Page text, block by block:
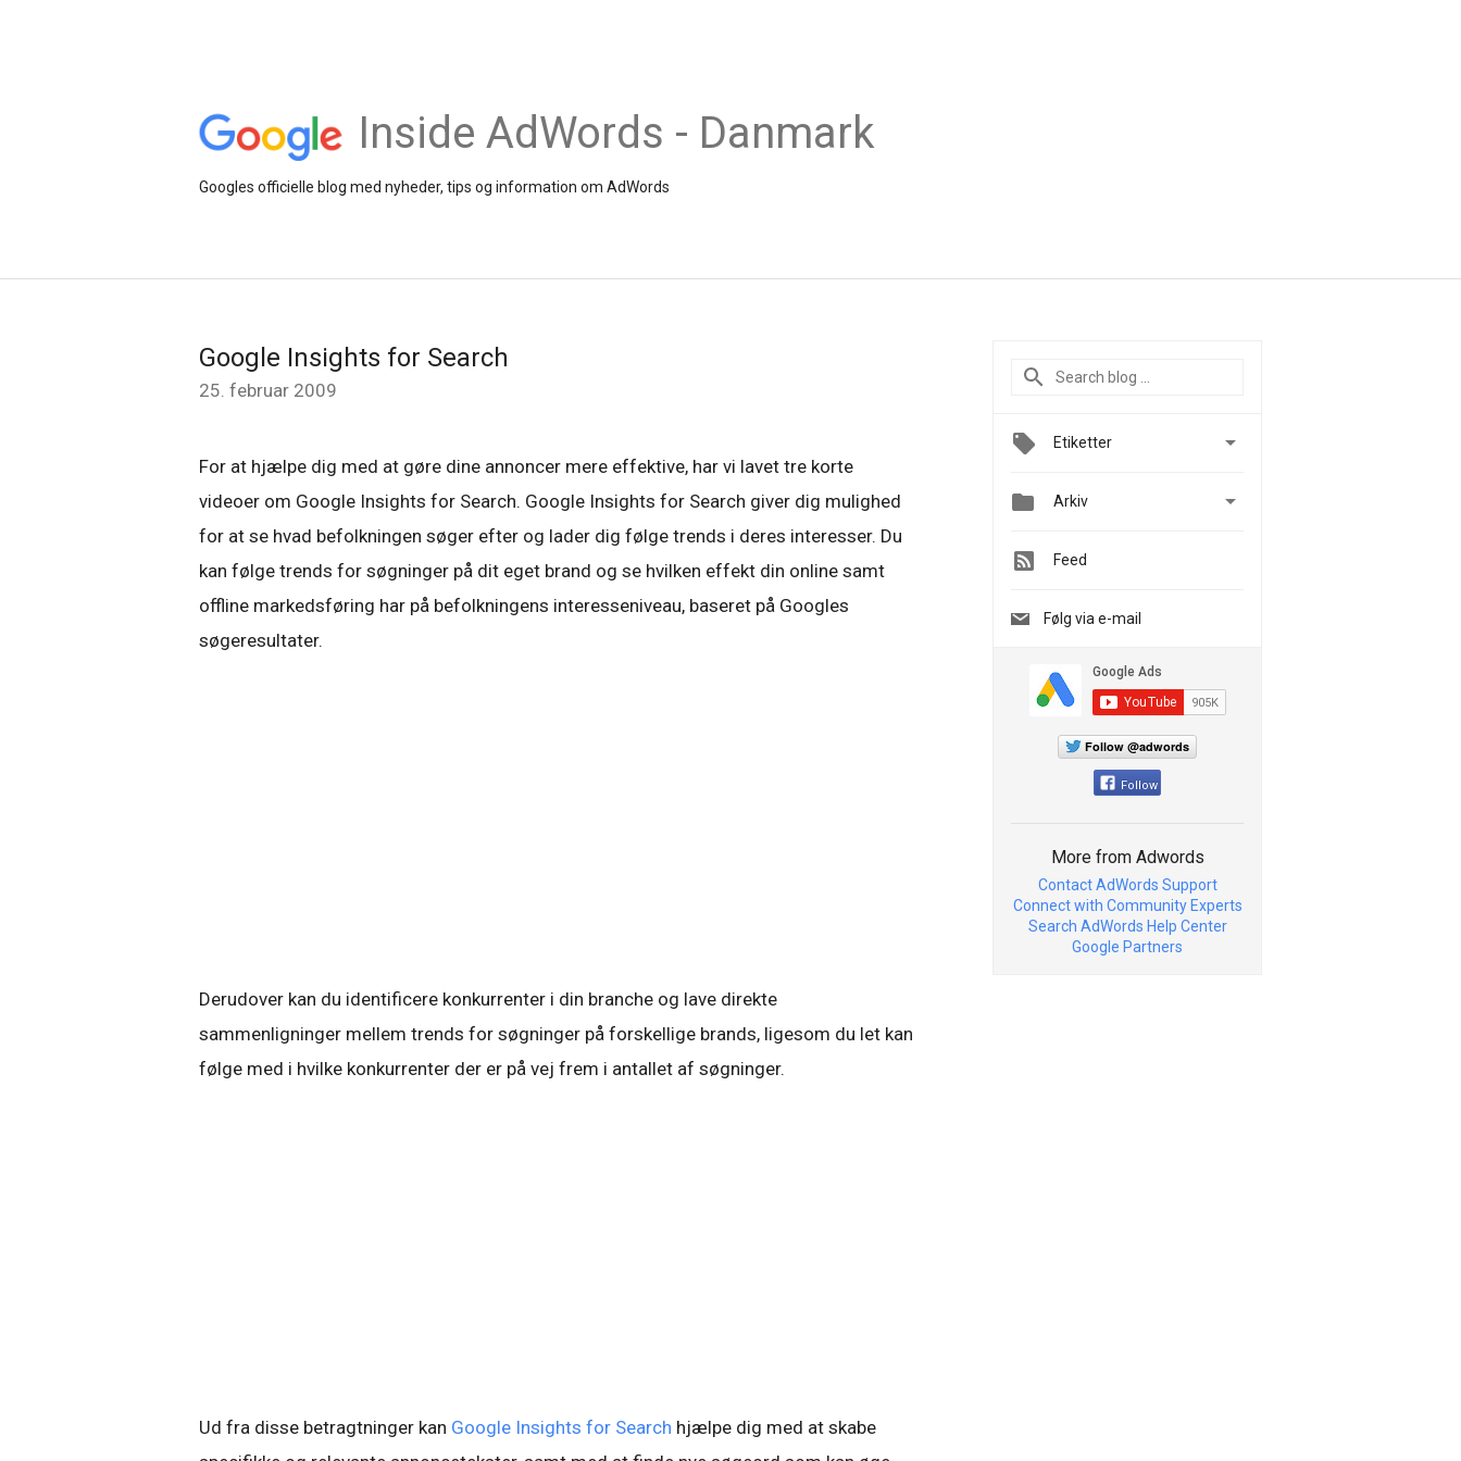
Inside AdWords - Danmark
Googles officielle blog med nyheder, tips og information om AdWords
Google Insights for Search
25. februar 2009
For at hjælpe dig med at gøre dine annoncer mere effektive, har vi lavet tre korte
videoer om Google Insights for Search. Google Insights for Search giver dig mulighed
for at se hvad befolkningen søger efter og lader dig følge trends i deres interesser. Du
kan følge trends for søgninger på dit eget brand og se hvilken effekt din online samt
offline markedsføring har på befolkningens interesseniveau, baseret på Googles
søgeresultater.
Derudover kan du identificere konkurrenter i din branche og lave direkte
sammenligninger mellem trends for søgninger på forskellige brands, ligesom du let kan
følge med i hvilke konkurrenter der er på vej frem i antallet af søgninger.
Ud fra disse betragtninger kan Google Insights for Search hjælpe dig med at skabe
Etiketter 
 Arkiv 
Feed
Følg via e-mail
Follow @adwords
Follow
More from Adwords
Contact AdWords Support
Connect with Community Experts
Search AdWords Help Center
Google Partners